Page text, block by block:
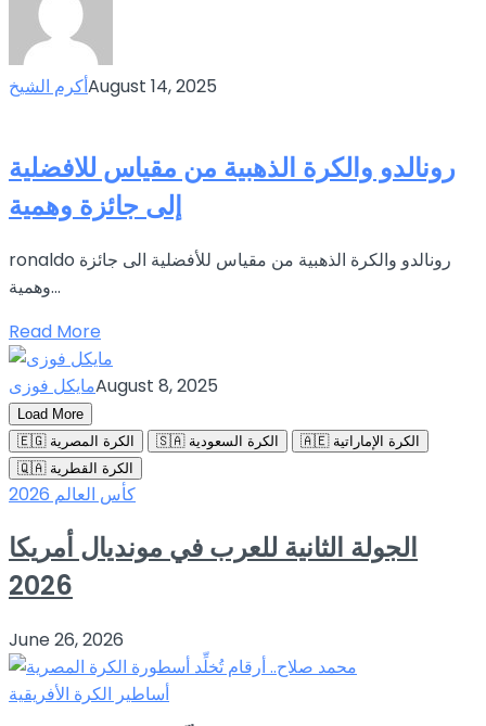
أكرم الشيخAugust 14, 2025
رونالدو والكرة الذهبية من مقياس للافضلية
إلى جائزة وهمية
ronaldo رونالدو والكرة الذهبية من مقياس للأفضلية الى جائزة
وهمية...
Read More
مايكل فوزىAugust 8, 2025
Load More
🇪🇬 الكرة المصرية
🇸🇦 الكرة السعودية
🇦🇪 الكرة الإماراتية
🇶🇦 الكرة القطرية
كأس العالم 2026
الجولة الثانية للعرب في مونديال أمريكا
2026
June 26, 2026
أساطير الكرة الأفريقية